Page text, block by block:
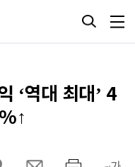
‘역대 최대’ 4